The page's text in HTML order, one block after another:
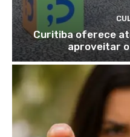
Curitiba oferece
aproveitar